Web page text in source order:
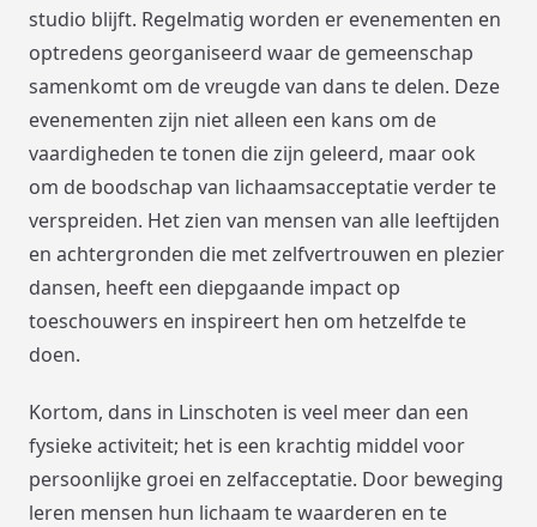
studio blijft. Regelmatig worden er evenementen en
optredens georganiseerd waar de gemeenschap
samenkomt om de vreugde van dans te delen. Deze
evenementen zijn niet alleen een kans om de
vaardigheden te tonen die zijn geleerd, maar ook
om de boodschap van lichaamsacceptatie verder te
verspreiden. Het zien van mensen van alle leeftijden
en achtergronden die met zelfvertrouwen en plezier
dansen, heeft een diepgaande impact op
toeschouwers en inspireert hen om hetzelfde te
doen.
Kortom, dans in Linschoten is veel meer dan een
fysieke activiteit; het is een krachtig middel voor
persoonlijke groei en zelfacceptatie. Door beweging
leren mensen hun lichaam te waarderen en te